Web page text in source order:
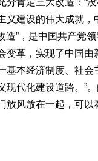
肯定三大改造：“
义建设的伟大成就
造”，是中国共产党
变革，实现了中国
基本经济制度、社
现代化建设道路。”
放风放在一起，可